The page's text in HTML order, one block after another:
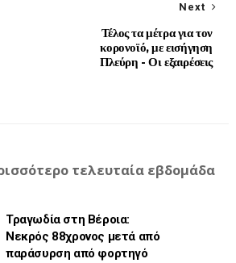
Next
Τέλος τα μέτρα για τον
κορονοϊό, με εισήγηση
Πλεύρη - Οι εξαιρέσεις
τελευταία εβδομάδα
Τραγωδία στη Βέροια:
Νεκρός 88χρονος μετά από
παράσυρση από φορτηγό